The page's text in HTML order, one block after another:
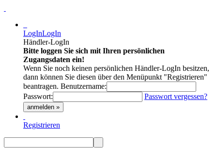
LogInLogIn
Händler-LogIn
Bitte loggen Sie sich mit Ihren persönlichen
Zugangsdaten ein!
Wenn Sie noch keinen persönlichen Händler-LogIn besitzen,
dann können Sie diesen über den Menüpunkt "Registrieren"
beantragen. Benutzername:
Passwort:
Passwort vergessen?
anmelden »
Registrieren